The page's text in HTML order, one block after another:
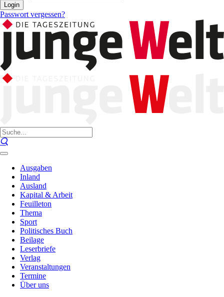
Login
Passwort vergessen?
Ausgaben
Inland
Ausland
Kapital & Arbeit
Feuilleton
Thema
Sport
Politisches Buch
Beilage
Leserbriefe
Verlag
Veranstaltungen
Termine
Über uns